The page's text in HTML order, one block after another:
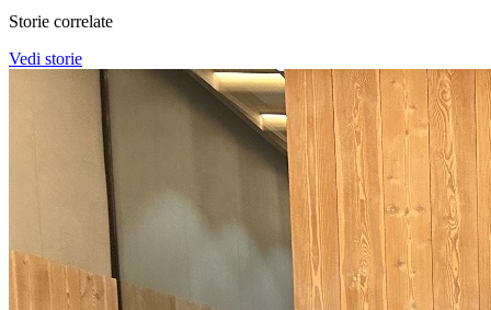
Storie correlate
Vedi storie